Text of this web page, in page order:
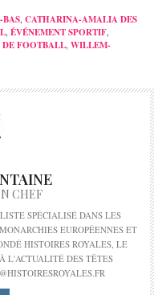
BAS, CATHARINA-AMALIA DES
, ÉVÉNEMENT SPORTIF,
DE FOOTBALL, WILLEM-
CHEF
SPÉCIALISÉ DANS LES
EUROPÉENNES ET
HISTOIRES ROYALES, LE
L'ACTUALITÉ DES TÊTES